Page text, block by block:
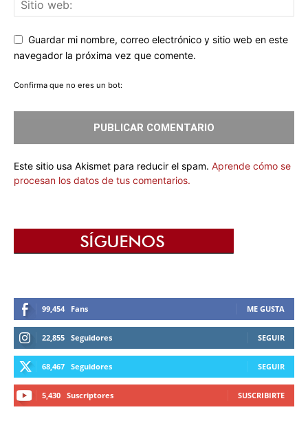
Guardar mi nombre, correo electrónico y sitio web en este
navegador la próxima vez que comente.
Confirma que no eres un bot:
Este sitio usa Akismet para reducir el spam. Aprende cómo se
procesan los datos de tus comentarios.
99,454 Fans ME GUSTA
22,855 Seguidores SEGUIR
68,467 Seguidores SEGUIR
5,430 Suscriptores SUSCRIBIRTE